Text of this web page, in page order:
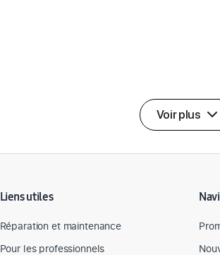
Voir plus
Liens utiles
Réparation et maintenance
Pour les professionnels